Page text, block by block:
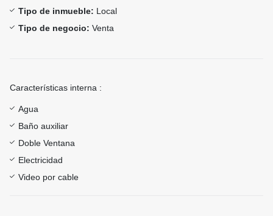
Tipo de inmueble: Local
Tipo de negocio: Venta
Características interna :
Agua
Baño auxiliar
Doble Ventana
Electricidad
Video por cable